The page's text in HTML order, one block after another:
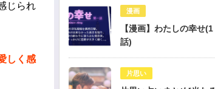
じられ
しく感
漫画
【漫画】わたしの幸せ(1
話)
片思い